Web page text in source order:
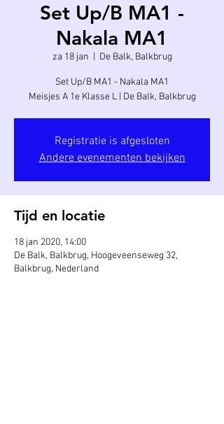
Set Up/B MA1 -
Nakala MA1
za 18 jan De Balk, Balkbrug
Set Up/B MA1 - Nakala MA1
Meisjes A 1e Klasse L | De Balk, Balkbrug
Registratie is afgesloten
Andere evenementen bekijken
Tijd en locatie
18 jan 2020, 14:00
De Balk, Balkbrug, Hoogeveenseweg 32,
Balkbrug, Nederland